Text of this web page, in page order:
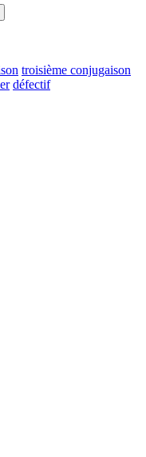
troisième conjugaison
défectif